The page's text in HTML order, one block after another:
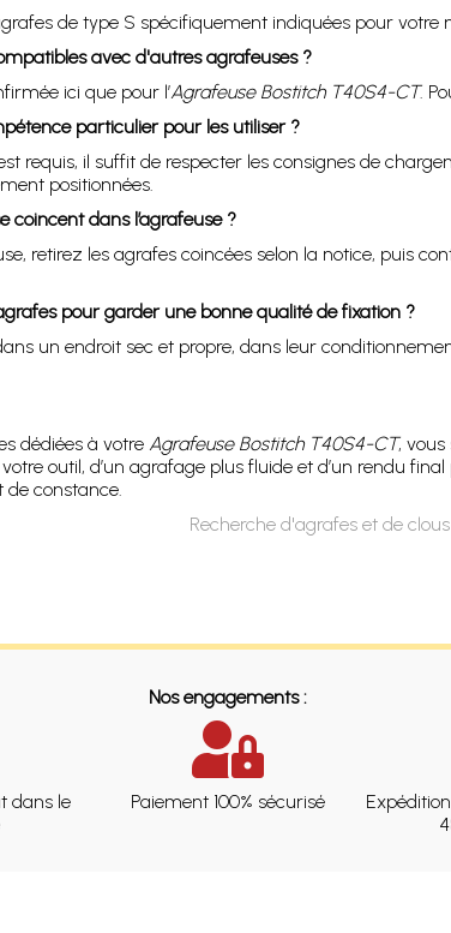
de type S spécifiquement indiquées pour
avec d'autres agrafeuses ?
ici que pour l’Agrafeuse Bostitch T40S4-CT.
particulier pour les utiliser ?
requis, il suffit de respecter les consignes de
positionnées.
coincent dans l’agrafeuse ?
retirez les agrafes coincées selon la notice, puis
pour garder une bonne qualité de fixation ?
un endroit sec et propre, dans leur
dédiées à votre Agrafeuse Bostitch T40S4-CT, vous
outil, d’un agrafage plus fluide et d’un rendu
constance.
Recherche d'agrafes et de
Nos engagements :
dans le
Paiement 100% sécurisé